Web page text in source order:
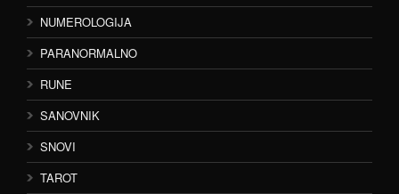
NUMEROLOGIJA
PARANORMALNO
RUNE
SANOVNIK
SNOVI
TAROT